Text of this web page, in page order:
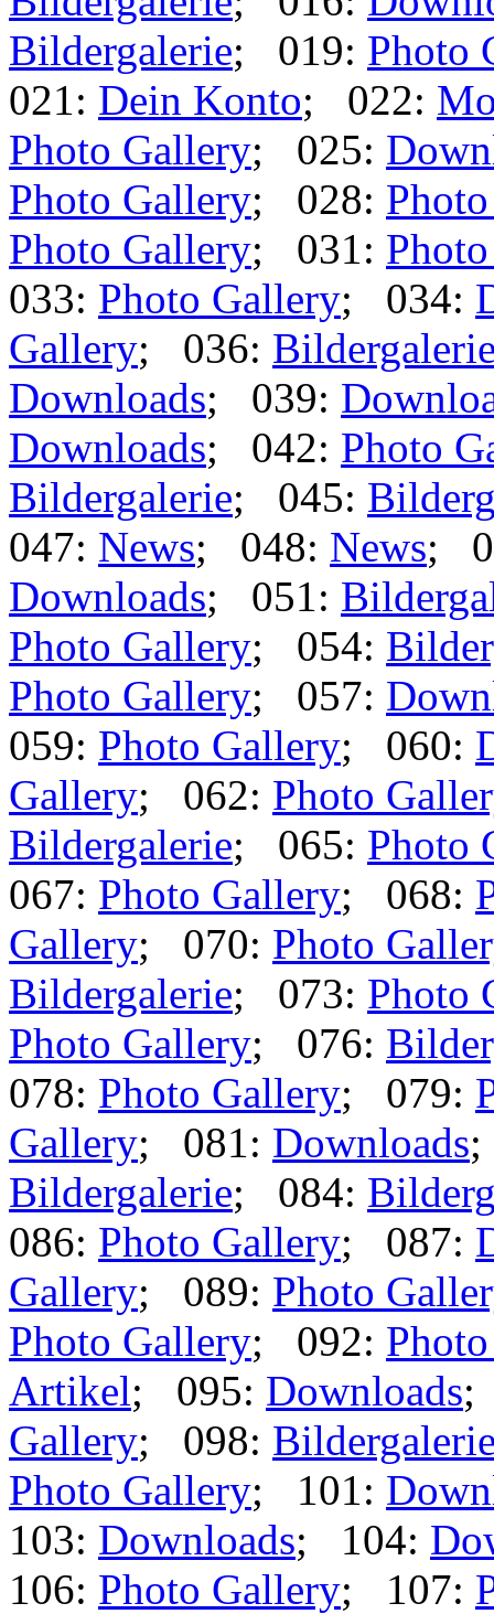
Bildergalerie; 019: Photo
021: Dein Konto; 022:
Photo Gallery; 025:
Photo Gallery; 028:
Photo Gallery; 031:
033: Photo Gallery; 034:
Gallery; 036:
Downloads; 039:
Downloads; 042: Photo
Bildergalerie; 045:
047: News; 048: News;
Downloads; 051:
Photo Gallery; 054:
Photo Gallery; 057:
059: Photo Gallery; 060:
Gallery; 062: Photo
Bildergalerie; 065: Photo
067: Photo Gallery; 068:
Gallery; 070: Photo
Bildergalerie; 073: Photo
Photo Gallery; 076:
078: Photo Gallery; 079:
Gallery; 081: Downloads
Bildergalerie; 084:
086: Photo Gallery; 087:
Gallery; 089: Photo
Photo Gallery; 092:
Artikel; 095: Downloads;
Gallery; 098:
Photo Gallery; 101:
103: Downloads; 104:
106: Photo Gallery; 107: